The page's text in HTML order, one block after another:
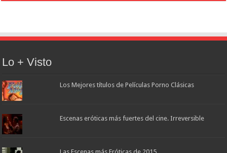
Lo + Visto
Los Mejores títulos de Películas Porno Clásicas
Escenas eróticas más fuertes del cine. Irreversible